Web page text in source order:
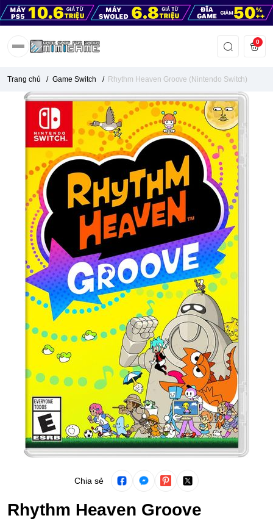
0
Trang chủ / Game Switch / Rhythm Heaven Groove (Nintendo Switch)
Chia sẻ
Rhythm Heaven Groove